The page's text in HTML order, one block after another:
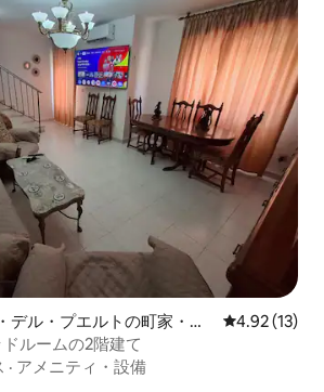
デル・プエルトの町家・長
レビュー13
4.92 (13)
ルームの2階建て
· アメニティ・設備